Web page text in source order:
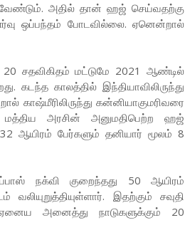
வேண்டும். அதில் தான் ஹஜ் செய்வதற்கு
ஒப்பந்தம் போடவில்லை. ஏனென்றால்
சதவிகிதம் மட்டுமே 2021 ஆண்டில்
கடந்த காலத்தில் இந்தியாவிலிருந்து
காஷ்மீரிலிருந்து கன்னியாகுமரிவரை
மத்திய அரசின் அனுமதிபெற்ற ஹஜ்
ஆயிரம் பேர்களும் தனியார் மூலம் 8
நக்வி குறைந்தது 50 ஆயிரம்
இதற்கும் சவுதி
ஏனைய அனைத்து நாடுகளுக்கும் 20